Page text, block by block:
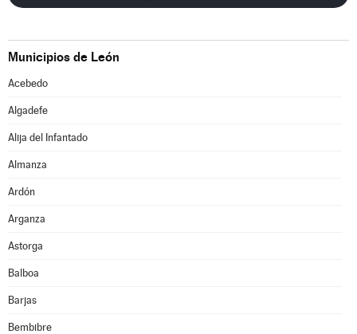
Municipios de León
Acebedo
Algadefe
Alija del Infantado
Almanza
Ardón
Arganza
Astorga
Balboa
Barjas
Bembibre